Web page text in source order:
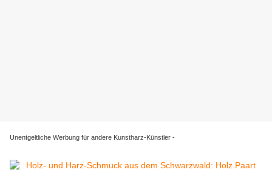
Unentgeltliche Werbung für andere Kunstharz-Künstler -